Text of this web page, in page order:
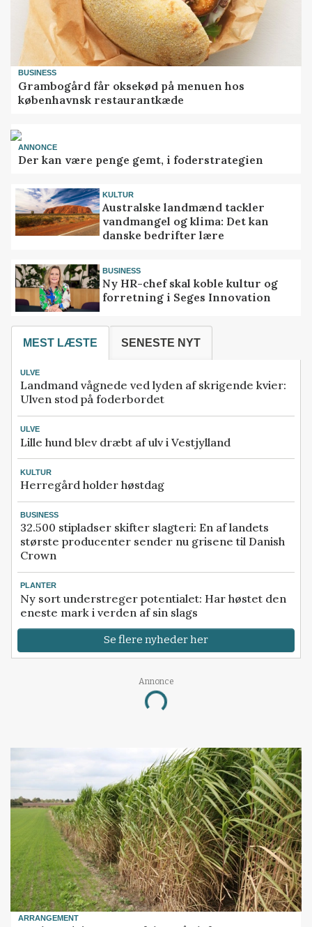
BUSINESS
Grambogård får oksekød på menuen hos
københavnsk restaurantkæde
ANNONCE
Der kan være penge gemt, i foderstrategien
KULTUR
Australske landmænd tackler
vandmangel og klima: Det kan
danske bedrifter lære
BUSINESS
Ny HR-chef skal koble kultur og
forretning i Seges Innovation
MEST LÆSTE SENESTE NYT
ULVE
Landmand vågnede ved lyden af skrigende kvier:
Ulven stod på foderbordet
ULVE
Lille hund blev dræbt af ulv i Vestjylland
KULTUR
Herregård holder høstdag
BUSINESS
32.500 stipladser skifter slagteri: En af landets
største producenter sender nu grisene til Danish
Crown
PLANTER
Ny sort understreger potentialet: Har høstet den
eneste mark i verden af sin slags
Se flere nyheder her
Annonce
Loading...
ARRANGEMENT